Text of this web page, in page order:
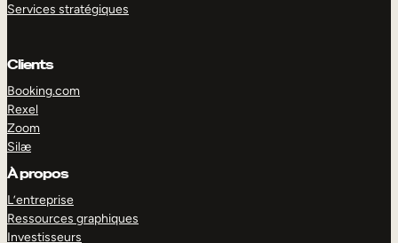
Services stratégiques
Clients
Booking.com
Rexel
Zoom
Silæ
À propos
L’entreprise
Ressources graphiques
Investisseurs